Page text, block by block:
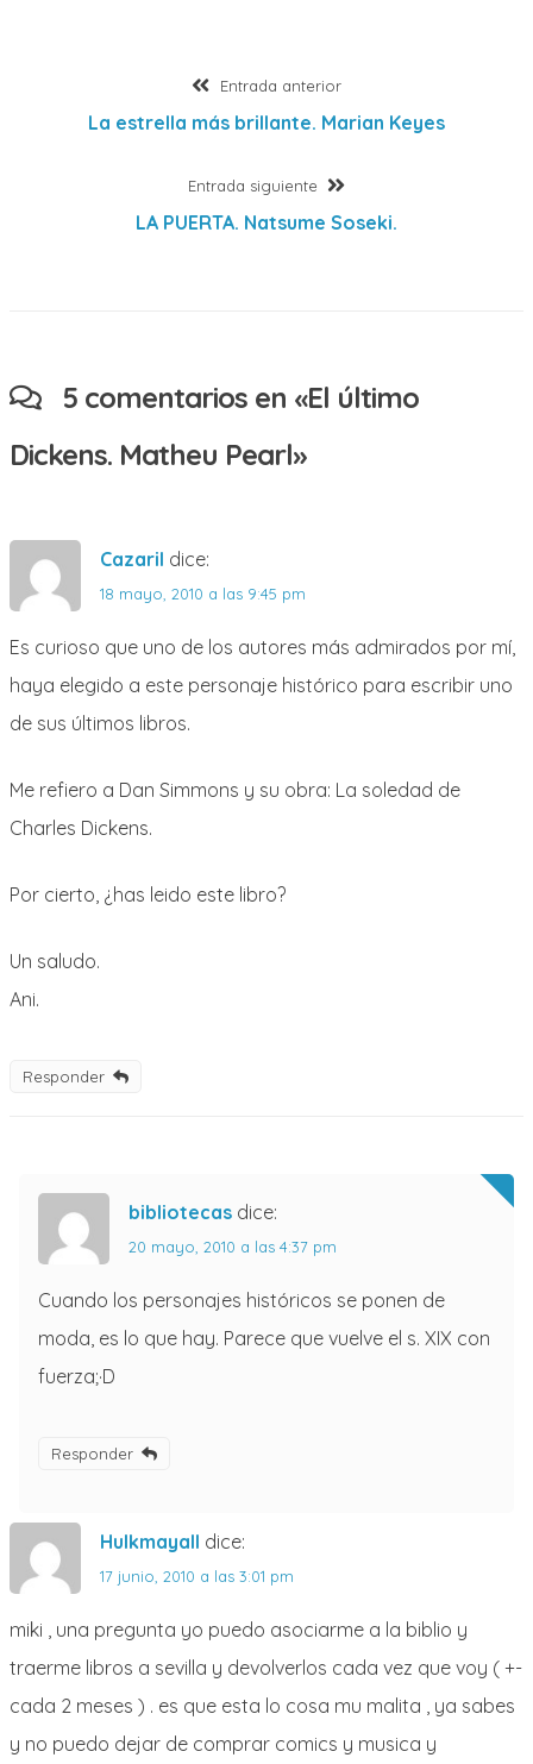
Entrada anteriorEntrada
anterior:
La estrella más brillante. Marian Keyes
Entrada siguiente
Entrada
siguiente:
LA PUERTA. Natsume Soseki.
5 comentarios en «El último
Dickens. Matheu Pearl»
Cazaril dice:
18 mayo, 2010 a las 9:45 pm
Es curioso que uno de los autores más admirados por mí,
haya elegido a este personaje histórico para escribir uno
de sus últimos libros.
Me refiero a Dan Simmons y su obra: La soledad de
Charles Dickens.
Por cierto, ¿has leido este libro?
Un saludo.
Ani.
Responder
bibliotecas dice:
20 mayo, 2010 a las 4:37 pm
Cuando los personajes históricos se ponen de
moda, es lo que hay. Parece que vuelve el s. XIX con
fuerza;·D
Responder
Hulkmayall dice:
17 junio, 2010 a las 3:01 pm
miki , una pregunta yo puedo asociarme a la biblio y
traerme libros a sevilla y devolverlos cada vez que voy ( +-
cada 2 meses ) . es que esta lo cosa mu malita , ya sabes
y no puedo dejar de comprar comics y musica y